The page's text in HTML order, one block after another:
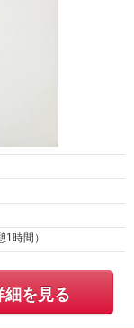
時間）
細を見る